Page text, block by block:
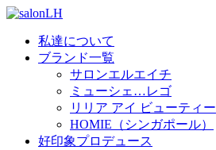
私達について
ブランド一覧
サロンエルエイチ
ミューシェ…レゴ
リリア アイ ビューティー
HOMIE（シンガポール）
好印象プロデュース